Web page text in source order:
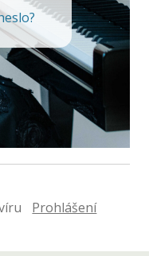
Prohlášení